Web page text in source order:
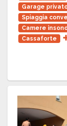
Garage
Spiaggia
Camere
Cassaforte